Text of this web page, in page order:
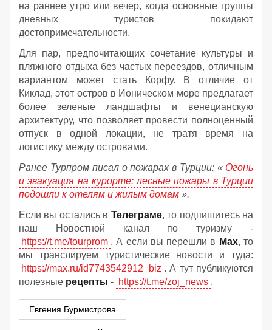
на раннее утро или вечер, когда основные группы
дневных туристов покидают
достопримечательности.
Для пар, предпочитающих сочетание культуры и
пляжного отдыха без частых переездов, отличным
вариантом может стать Корфу. В отличие от
Киклад, этот остров в Ионическом море предлагает
более зеленые ландшафты и венецианскую
архитектуру, что позволяет провести полноценный
отпуск в одной локации, не тратя время на
логистику между островами.
Ранее Турпром писал о пожарах в Турции: « Огонь
и эвакуация на курорте: лесные пожары в Турции
подошли к отелям и жилым домам ».
Если вы остались в Телеграме, то подпишитесь на
наш Новостной канал по туризму -
https://t.me/tourprom . А если вы перешли в Мах, то
мы транслируем туристические новости и туда:
https://max.ru/id7743542912_biz . А тут публикуются
полезные рецепты - https://t.me/zoj_news .
Евгения Бурмистрова